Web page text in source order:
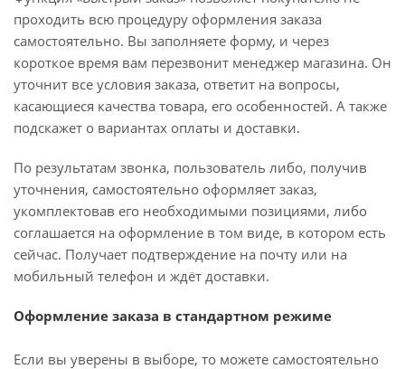
проходить всю процедуру оформления заказа
самостоятельно. Вы заполняете форму, и через
короткое время вам перезвонит менеджер магазина. Он
уточнит все условия заказа, ответит на вопросы,
касающиеся качества товара, его особенностей. А также
подскажет о вариантах оплаты и доставки.
По результатам звонка, пользователь либо, получив
уточнения, самостоятельно оформляет заказ,
укомплектовав его необходимыми позициями, либо
соглашается на оформление в том виде, в котором есть
сейчас. Получает подтверждение на почту или на
мобильный телефон и ждёт доставки.
Оформление заказа в стандартном режиме
Если вы уверены в выборе, то можете самостоятельно